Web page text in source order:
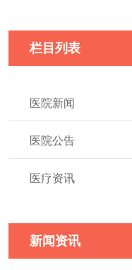
栏目列表
医院新闻
医院公告
医疗资讯
新闻资讯